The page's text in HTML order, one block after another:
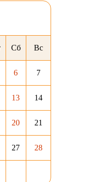
Сб Вс
6 7
13 14
20 21
27 28